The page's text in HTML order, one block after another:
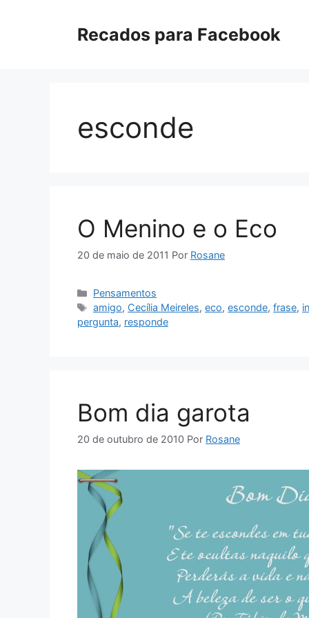
Recados para Facebook
esconde
O Menino e o Eco
20 de maio de 2011 Por Rosane
Categorias
Pensamentos
Tags
amigo, Cecília Meireles,eco,esconde,frase,
pergunta, responde
Bom dia garota
20 de outubro de 2010 Por Rosane